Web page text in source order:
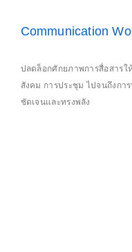
Communication
ปลดล็อกศักยภาพการสื่อสาร
สังคม การประชุม ไปจนถึงกา
ชัดเจนและทรงพลัง